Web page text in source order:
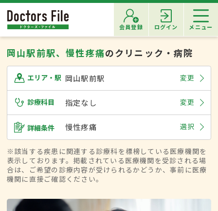
会員登録 ログイン メニュー
岡山駅前駅、慢性疼痛のクリニック・病院
エリア・駅 岡山駅前駅 変更
診療科目 指定なし 変更
詳細条件 慢性疼痛 選択
※該当する疾患に関連する診療科を標榜している医療機関を
表示しております。掲載されている医療機関を受診される場
合は、ご希望の診療内容が受けられるかどうか、事前に医療
機関に直接ご確認ください。